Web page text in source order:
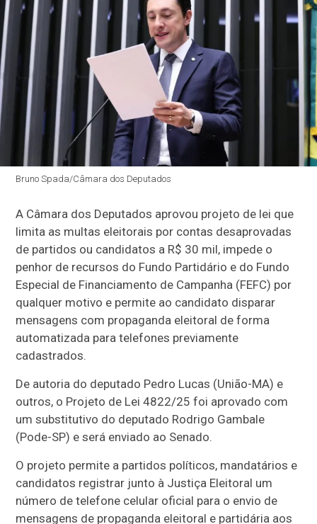
Bruno Spada/Câmara dos Deputados
A Câmara dos Deputados aprovou projeto de lei que
limita as multas eleitorais por contas desaprovadas
de partidos ou candidatos a R$ 30 mil, impede o
penhor de recursos do Fundo Partidário e do Fundo
Especial de Financiamento de Campanha (FEFC) por
qualquer motivo e permite ao candidato disparar
mensagens com propaganda eleitoral de forma
automatizada para telefones previamente
cadastrados.
De autoria do deputado Pedro Lucas (União-MA) e
outros, o Projeto de Lei 4822/25 foi aprovado com
umsubstitutivo do deputado Rodrigo Gambale
(Pode-SP) e será enviado ao Senado.
O projeto permite a partidos políticos, mandatários e
candidatos registrar junto à Justiça Eleitoral um
número de telefone celular oficial para o envio de
mensagens de propaganda eleitoral e partidária aos